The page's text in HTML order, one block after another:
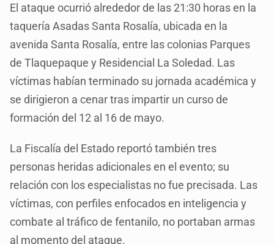
El ataque ocurrió alrededor de las 21:30 horas en la
taquería Asadas Santa Rosalía, ubicada en la
avenida Santa Rosalía, entre las colonias Parques
de Tlaquepaque y Residencial La Soledad. Las
víctimas habían terminado su jornada académica y
se dirigieron a cenar tras impartir un curso de
formación del 12 al 16 de mayo.
La Fiscalía del Estado reportó también tres
personas heridas adicionales en el evento; su
relación con los especialistas no fue precisada. Las
víctimas, con perfiles enfocados en inteligencia y
combate al tráfico de fentanilo, no portaban armas
al momento del ataque.